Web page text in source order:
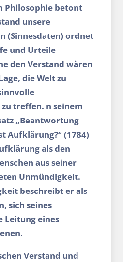
Philosophie betont
unsere
(Sinnesdaten) ordnet
und Urteile
den Verstand wären
die Welt zu
treffen. n seinem
„Beantwortung
Aufklärung?“ (1784)
als den
aus seiner
Unmündigkeit.
beschreibt er als
sich seines
Leitung eines
Verstand und